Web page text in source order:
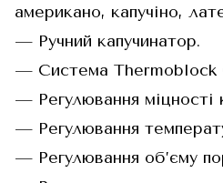
американо, капучіно,
— Ручний капучинатор.
— Система Thermoblock
— Регулювання міцності
— Регулювання
— Регулювання об’єму